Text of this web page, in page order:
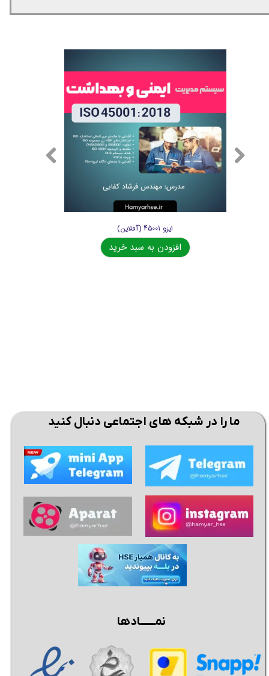
ایزو 45001 (آفلاین)
افزودن به سبد خرید
ما را در شبکه های اجتماعی دنبال کنید
نمــــــادها